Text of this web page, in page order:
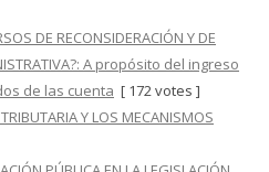
DE RECONSIDERACIÓN Y DE
A propósito del ingreso
de las cuenta [ 172 votes ]
Y LOS MECANISMOS